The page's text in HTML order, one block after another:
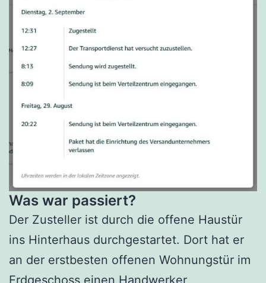
Was war passiert?
Der Zusteller ist durch die offene Haustür
ins Hinterhaus durchgestartet. Dort hat er
an der erstbesten offenen Wohnungstür im